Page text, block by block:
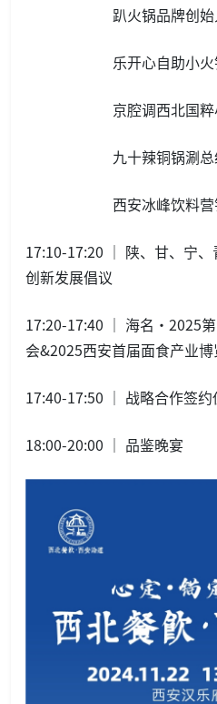
趴火锅品牌创始人
乐开心自助小火锅
京腔调西北国粹小
九十辣铜锅涮总经
西安冰峰饮料营销公
17:10-17:20 ｜ 陕、甘、宁
创新发展倡议
17:20-17:40 ｜ 海名·2025
会&2025西安首届面食产业
17:40-17:50 ｜ 战略合作签约
18:00-20:00 ｜ 品鉴晚宴